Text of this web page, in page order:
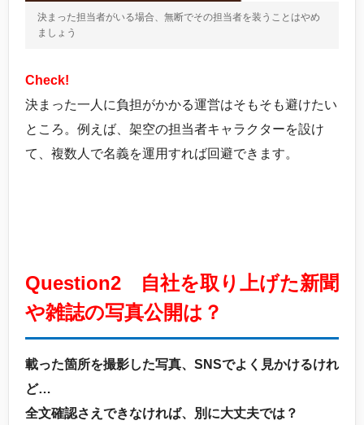
決まった担当者がいる場合、無断でその担当者を装うことはやめ
ましょう
Check!
決まった一人に負担がかかる運営はそもそも避けたい
ところ。例えば、架空の担当者キャラクターを設け
て、複数人で名義を運用すれば回避できます。
Question2 自社を取り上げた新聞
や雑誌の写真公開は？
載った箇所を撮影した写真、SNSでよく見かけるけれ
ど…
全文確認さえできなければ、別に大丈夫では？